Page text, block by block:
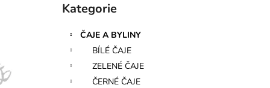
Přeskočit
kategorie
Kategorie
ČAJE A BYLINY
BÍLÉ ČAJE
ZELENÉ ČAJE
ČERNÉ ČAJE